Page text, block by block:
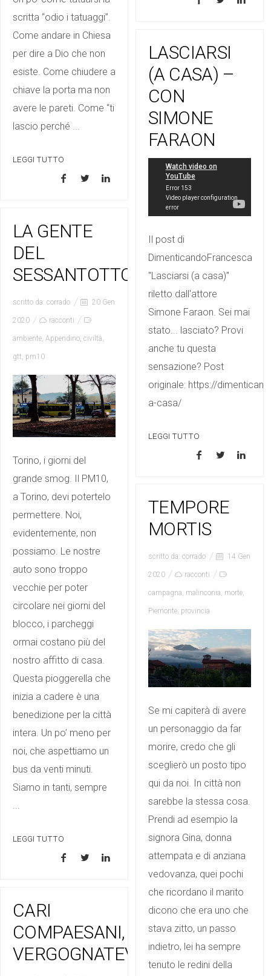
scritta “odio i tatuaggi”.
Come andare in Chiesa
per dire a Dio che non
esiste. Come chiudere a
chiave la porta ma non
avere le pareti. Come “ti
lascio perché ...
LEGGI TUTTO
LASCIARSI
(A CASA) –
CON
SIMONE
FARAON
Il post di
DimenticandoFrancesca
"Lasciarsi (a casa)"
riletto dall'attore
Simone Faraon. Sei mai
stato... lasciato? Provi
anche tu questa
sensazione? Post
originale: https://
a-casa/
LEGGI TUTTO
LA GENTE
DEL
SESSANTOTTO
scritto da: corrado 20 Gen
2020 racconti
ambiente, Appendino, civiltà,
gtt, pm10
Torino, i giorni del
grande smog. Il PM10,
a Torino, devi potertelo
permettere. Noi,
evidentemente, non
possiamo. Le nostre
auto sono troppo
vecchie per poter
circolare nei giorni del
blocco, i parcheggi
ormai costano più del
nostro affitto di casa.
Questa pioggerella che
inizia a cadere è una
benedizione per la città
intera. Un po’ meno per
noi, che aspettiamo un
bus da venti minuti.
Siamo in tanti, sempre
...
LEGGI TUTTO
TEMPORE
MORTIS
scritto da: corrado 14 Gen
2020 racconti
campagna, malinconia, morte,
Piemonte, provincia
Se mi capiterà di avere
un personaggio da far
morire, credo che gli
sceglierò un posto tipo
qui da noi. In città non
sarebbe la stessa cosa.
Prendi ad esempio la
signora Gina, donna
attempata e di anziana
vedovanza, quei pochi
che ricordano il marito
dicono che era uno che
stava zitto, un passo
indietro, lei ha sempre
tenuto le redini della
CARI
COMPAESANI,
VERGOGNATEVI